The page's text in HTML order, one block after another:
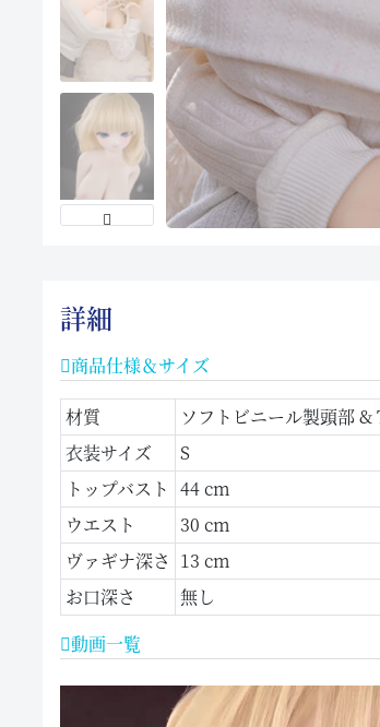
詳細
商品仕様＆サイズ
材質 ソフトビニール製頭部 &
衣装サイズ
S
トップバスト 44 cm
ウエスト
30 cm
ヴァギナ深さ 13 cm
お口深さ
無し
動画一覧